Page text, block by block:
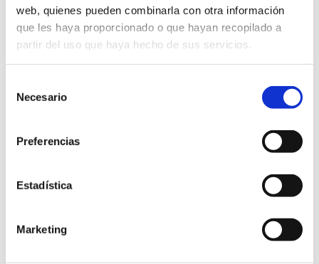
web, quienes pueden combinarla con otra información
que les haya proporcionado o que hayan recopilado a
partir del uso que haya hecho de sus servicios.
Necesario
Preferencias
Estadística
Marketing
CREATIVIDAD Y EXPRESARTE A
TRAVÉS DEL DIBUJO Y LA PINTURA.
Son clases personalizadas de dibujo y pintura que
alumno. Aprenderás conceptos fundamentales
como encaje, proporción, composición, volumen,
luz, perspectiva, movimiento… Practicarás con